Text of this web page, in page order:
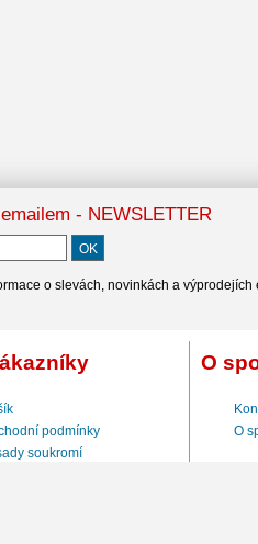
- NEWSLETTER
o slevách, novinkách a výprodejích
podmínky
soukromí
O
O